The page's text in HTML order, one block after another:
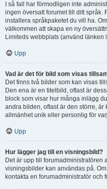
I så fall har förmodligen inte
ingen översatt forumet till ditt språk.
installera språkpaketet du vill ha.
välkommen att skapa en ny
Limiteds webbplats (använd länken
Upp
Vad är det för bild som visas
Det finns två bilder som kan visas
Den ena är en titelbild, oftast är
block som visar hur många inlägg
andra bilden, oftast är den större,
allmänhet unik eller personlig för
Upp
Hur lägger jag till en visningsbild?
Det är upp till forumadministratören
visningsbilder kan användas på.
kontakta en forumadministratör och